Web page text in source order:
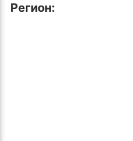
Регион: